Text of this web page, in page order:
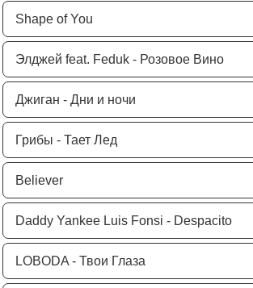
Shape of You
Элджей feat. Feduk - Розовое Вино
Джиган - Дни и ночи
Грибы - Тает Лед
Believer
Daddy Yankee Luis Fonsi - Despacito
LOBODA - Твои Глаза